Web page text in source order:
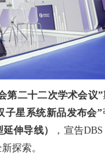
第二十二次学术会议”
子星系统新品发布会”
伸导线）
，宣告
探索。